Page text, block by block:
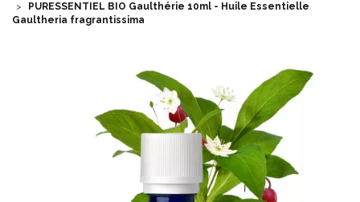
PURESSENTIEL BIO Gaulthérie 10ml - Huile Essentielle
Gaultheria fragrantissima